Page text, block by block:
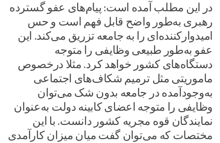
در این مطلب آمده است: پیام‌های عفو گسترده
رهبری به‌طور واضح قابل فهم است و حس
امیدوارکننده‌ای را به جامعه تزریق می‌کند. این
عفو به‌طور طبیعی وظایفی را متوجه
دستگاه‌های کشور خواهد کرد. مثلا درخصوص
ماموریتی مثل ترمیم شکاف‌های اجتماعی
به‌وجودآمده در جامعه بدون شک می‌توان
وظایفی را متوجه اعضای کابینه دولت به‌عنوان
نمایندگان قوه مجریه کشور دانست. با این
مختصات که می‌توان گفت میان میزان کارآمدی